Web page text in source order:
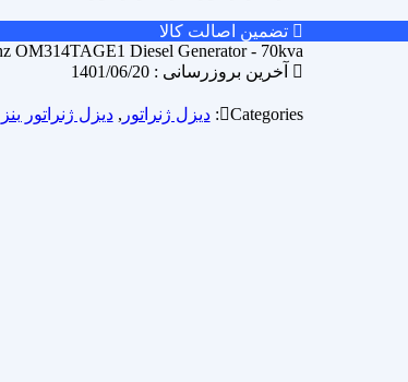
تضمین اصالت کالا
OM314TAGE1 Diesel Generator - 70kva
آخرین بروزرسانی : 1401/06/20
Categories: دیزل ژنراتور ,دیزل ژنراتور